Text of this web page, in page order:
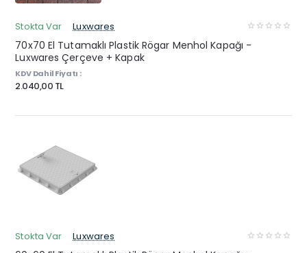
Stokta Var Luxwares
70x70 El Tutamaklı Plastik Rögar Menhol Kapağı -
Luxwares Çerçeve + Kapak
KDV Dahil Fiyatı :
2.040,00 TL
Stokta Var Luxwares